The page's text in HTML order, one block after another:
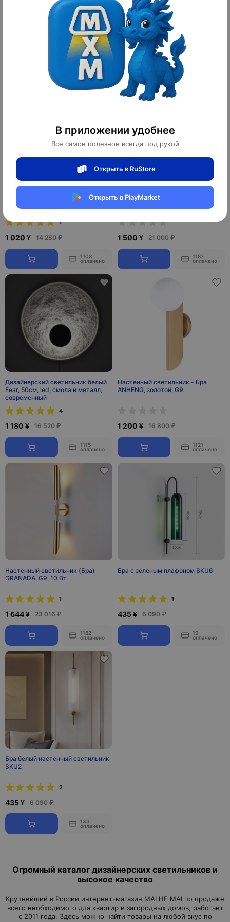
В приложении удобнее
Все самое полезное всегда под рукой
Открыть в RuStore
Открыть в PlayMarket
Настенный светильник Sconce,
92*78 см, золотой, LED
114
оплачено
Настенный светильник
Perforation, латунь, E14, 10 Вт
1 200 ¥ 16 800 ₽
Настенный светильник - Бра
DOTS BIG WALL, черный, LED, 18
Вт, 6 ламп
1
1 020 ¥ 14 280 ₽
1103
оплачено
Настенный светильник MAI HE MAI
бронза, 97*25 см. TOP BRASS PILL
- cветильник настенный бра, LED,
1 500 ¥ 21 000 ₽
1187
оплачено
Дизайнерский светильник белый
Fear, 50см, led, смола и металл,
современный
4
1 180 ¥ 16 520 ₽
1115
оплачено
Настенный светильник - Бра
ANHENG, золотой, G9
1 200 ¥ 16 800 ₽
1121
оплачено
Настенный светильник (Бра)
GRANADA, G9, 10 Вт
1
1 644 ¥ 23 016 ₽
1182
оплачено
Бра с зеленым плафоном SKU6
1
435 ¥ 6 090 ₽
19
оплачено
Бра белый настенный светильник
SKU2
2
435 ¥ 6 090 ₽
133
оплачено
Огромный каталог дизайнерских светильников и
высокое качество
Крупнейший в России интернет-магазин MAI HE MAI по продаже
всего необходимого для квартир и загородных домов, работает
с 2011 года. Здесь можно найти товары на любой вкус по